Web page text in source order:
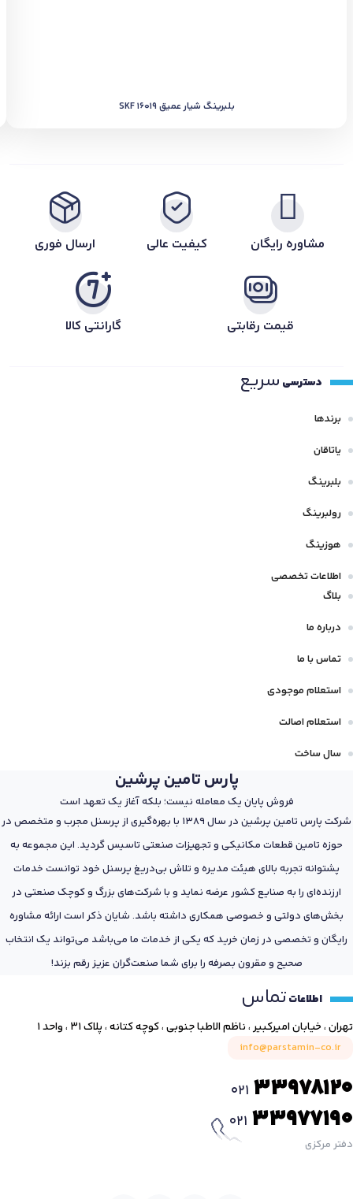
بلبرینگ شیار عمیق SKF 16019
مشاوره رایگان کیفیت عالی ارسال فوری
قیمت رقابتی گارانتی کالا
دسترسی سریع
برندها
یاتاقان
بلبرینگ
رولبرینگ
هوزینگ
اطلاعات تخصصی
بلاگ
درباره ما
تماس با ما
استعلام موجودی
استعلام اصالت
سال ساخت
پارس تامین پرشین
فروش پایان یک معامله نیست؛ بلکه آغاز یک تعهد است
شرکت پارس تامین پرشین در سال 1389 با بهره‌گیری از پرسنل مجرب و متخصص در
حوزه تامین قطعات مکانیکی و تجهیزات صنعتی تاسیس گردید. این مجموعه به
پشتوانه تجربه بالای هیئت مدیره و تلاش بی‌دریغ پرسنل خود توانست خدمات
ارزنده‌ای را به صنایع کشور عرضه نماید و با شرکت‌های بزرگ و کوچک صنعتی در
بخش‌های دولتی و خصوصی همکاری داشته باشد. شایان ذکر است ارائه مشاوره
رایگان و تخصصی در زمان خرید که یکی از خدمات ما می‌باشد می‌تواند یک انتخاب
صحیح و مقرون بصرفه را برای شما صنعت‌گران عزیز رقم بزند!
اطلاعاتتماس
تهران ، خیابان امیرکبیر ، ناظم الاطبا جنوبی ، کوچه کتانه ، پلاک ۳۱ ، واحد ۱
info@parstamin-co.ir
021 33978120
021 33977190
دفتر مرکزی